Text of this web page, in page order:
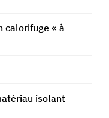
calorifuge « à
isolant